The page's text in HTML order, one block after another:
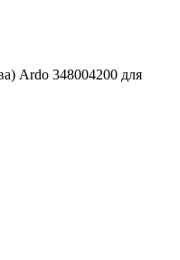
Ardo 348004200 для